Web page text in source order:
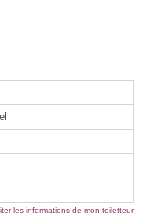
les informations de mon toiletteur